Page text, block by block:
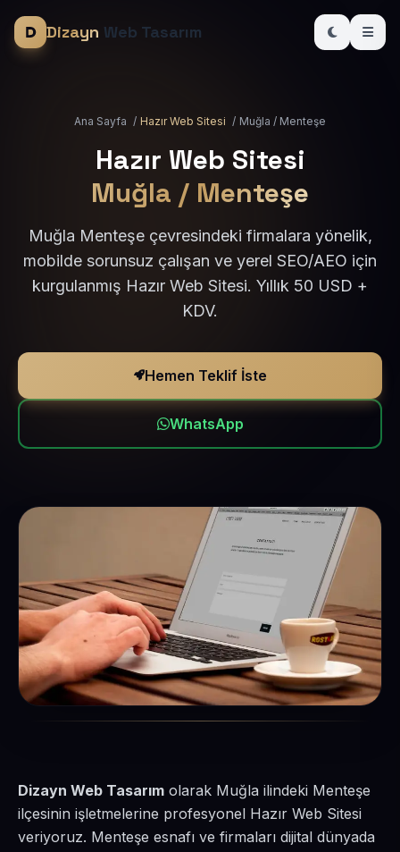
Dizayn Web Tasarım
Ana Sayfa / Hazır Web Sitesi / Muğla / Menteşe
Hazır Web Sitesi
Muğla / Menteşe
Muğla Menteşe çevresindeki firmalara yönelik,
mobilde sorunsuz çalışan ve yerel SEO/AEO için
kurgulanmış Hazır Web Sitesi. Yıllık 50 USD +
KDV.
Hemen Teklif İste
WhatsApp
Dizayn Web Tasarım olarak Muğla ilindeki Menteşe
ilçesinin işletmelerine profesyonel Hazır Web Sitesi
veriyoruz. Menteşe esnafı ve firmaları dijital dünyada